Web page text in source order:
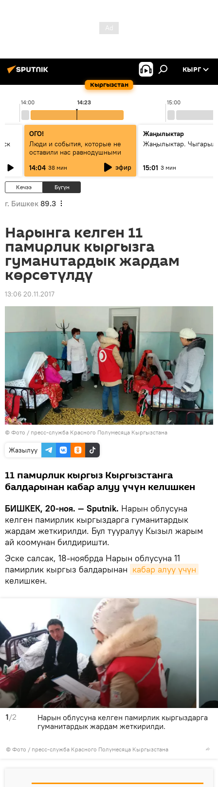
Кыргызстан
КЫРГ
14:00 15:00
14:23
ОГО!
Люди и события, которые не
оставили нас равнодушными
14:04 38 мин эфир
Жаңылыктар
Жаңылыктар.
15:01 3 мин
Кечээ Бүгүн
г. Бишкек 89.3
Нарынга келген 11
памирлик кыргызга
гуманитардык жардам
көрсөтүлдү
13:06 20.11.2017
© Фото / пресс-служба Красного Полумесяца Кыргызстана
Жазылуу
11 памирлик кыргыз Кыргызстанга
балдарынан кабар алуу үчүн келишкен
БИШКЕК, 20-ноя. — Sputnik. Нарын облусуна
келген памирлик кыргыздарга гуманитардык
жардам жеткирилди. Бул тууралуу Кызыл жарым
ай коомунан билдиришти.
Эске салсак, 18-ноябрда Нарын облусуна 11
памирлик кыргыз балдарынан кабар алуу үчүн
келишкен.
1/2
© Фото / пресс-служба Красного Полумесяца Кыргызстана
Нарын облусуна келген памирлик кыргыздарга
гуманитардык жардам жеткирилди.